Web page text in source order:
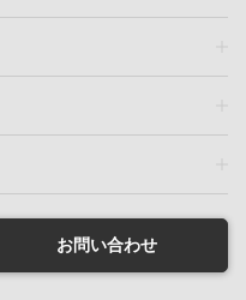
お問い合わせ